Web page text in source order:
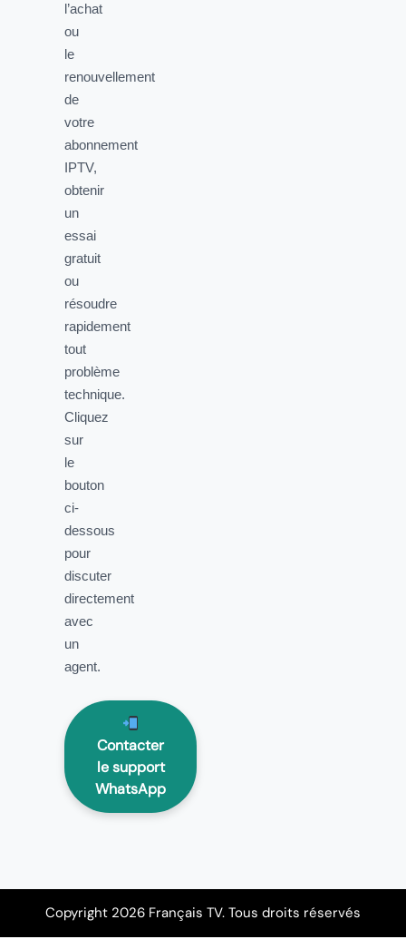
l’achat
ou
le
renouvellement
de
votre
abonnement
IPTV,
obtenir
un
essai
gratuit
ou
résoudre
rapidement
tout
problème
technique.
Cliquez
sur
le
bouton
ci-
dessous
pour
discuter
directement
avec
un
agent.
Contacter
le support
WhatsApp
Copyright 2026 Français TV. Tous droits réservés